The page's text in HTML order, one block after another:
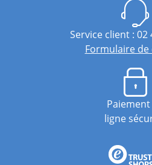
Service client : 02
Formulaire
Paiement
ligne